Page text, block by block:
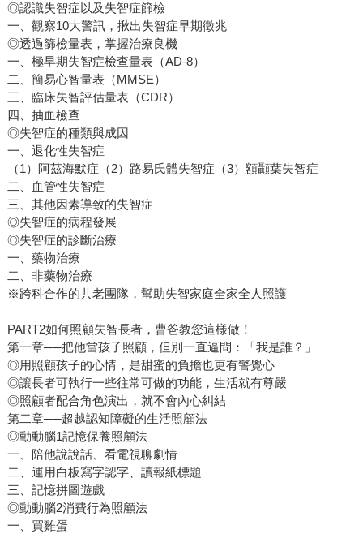
◎認識失智症以及失智症篩檢
一、觀察10大警訊，揪出失智症早期徵兆
◎透過篩檢量表，掌握治療良機
一、極早期失智症檢查量表（AD-8）
二、簡易心智量表（MMSE）
三、臨床失智評估量表（CDR）
四、抽血檢查
◎失智症的種類與成因
一、退化性失智症
（1）阿茲海默症（2）路易氏體失智症（3）額顳葉失智症
二、血管性失智症
三、其他因素導致的失智症
◎失智症的病程發展
◎失智症的診斷治療
一、藥物治療
二、非藥物治療
※跨科合作的共老團隊，幫助失智家庭全家全人照護
PART2如何照顧失智長者，曹爸教您這樣做！
第一章──把他當孩子照顧，但別一直逼問：「我是誰？」
◎用照顧孩子的心情，是甜蜜的負擔也更有警覺心
◎讓長者可執行一些往常可做的功能，生活就有尊嚴
◎照顧者配合角色演出，就不會內心糾結
第二章──超越認知障礙的生活照顧法
◎動動腦1記憶保養照顧法
一、陪他說說話、看電視聊劇情
二、運用白板寫字認字、讀報紙標題
三、記憶拼圖遊戲
◎動動腦2消費行為照顧法
一、買雞蛋